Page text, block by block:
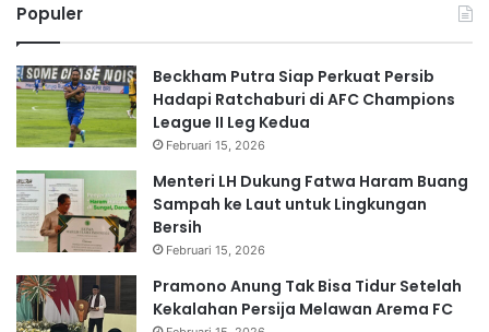
Populer
Beckham Putra Siap Perkuat Persib
Hadapi Ratchaburi di AFC Champions
League II Leg Kedua
Februari 15, 2026
Menteri LH Dukung Fatwa Haram Buang
Sampah ke Laut untuk Lingkungan
Bersih
Februari 15, 2026
Pramono Anung Tak Bisa Tidur Setelah
Kekalahan Persija Melawan Arema FC